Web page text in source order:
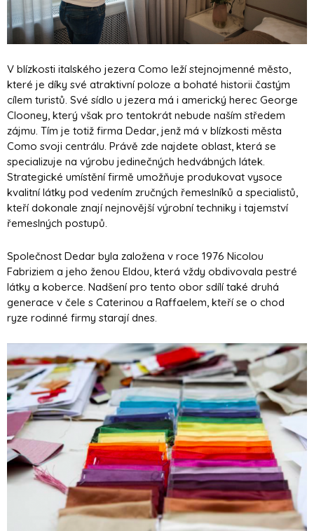
V blízkosti italského jezera Como leží stejnojmenné město,
které je díky své atraktivní poloze a bohaté historii častým
cílem turistů. Své sídlo u jezera má i americký herec George
Clooney, který však pro tentokrát nebude naším středem
zájmu. Tím je totiž firma Dedar, jenž má v blízkosti města
Como svoji centrálu. Právě zde najdete oblast, která se
specializuje na výrobu jedinečných hedvábných látek.
Strategické umístění firmě umožňuje produkovat vysoce
kvalitní látky pod vedením zručných řemeslníků a specialistů,
kteří dokonale znají nejnovější výrobní techniky i tajemství
řemeslných postupů.
Společnost Dedar byla založena v roce 1976 Nicolou
Fabriziem a jeho ženou Eldou, která vždy obdivovala pestré
látky a koberce. Nadšení pro tento obor sdílí také druhá
generace v čele s Caterinou a Raffaelem, kteří se o chod
ryze rodinné firmy starají dnes.